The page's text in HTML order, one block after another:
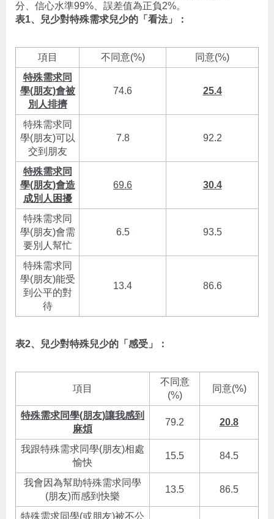
分、信心水準99%、誤差值為正負2%。
表1、兒少對特殊需求兒少的「看法」：
項目 不同意(%)
同意(%)
特殊需求同
學(朋友)會被
別人排擠
74.6 25.4
特殊需求同
學(朋友)可以
交到朋友
7.8 92.2
特殊需求同
學(朋友)會造
成別人困擾
69.6 30.4
特殊需求同
學(朋友)會需
要別人幫忙
6.5 93.5
特殊需求同
學(朋友)能受
到公平的對
待
13.4 86.6
表2、兒少對特殊兒少的「感受」：
項目
不同意
(%)
同意(%)
特殊需求同學(朋友)讓我感到
麻煩
79.2 20.8
我跟特殊需求同學(朋友)相處
愉快
15.5 84.5
我會因為幫助特殊需求同學
(朋友)而感到快樂
13.5 86.5
特殊需求同學(或朋友)被不公